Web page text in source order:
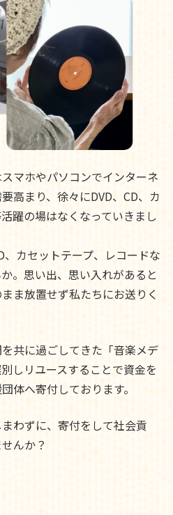
マホやパソコンでインターネ
高まり、徐々にDVD、CD、カ
躍の場はなくなっていきまし
カセットテープ、レコードな
。思い出、思い入れがあると
ま放置せず私たちにお送りく
共に過ごしてきた「音楽メデ
しリユースすることで資金を
体へ寄付しております。
わずに、寄付をして社会貢
んか？